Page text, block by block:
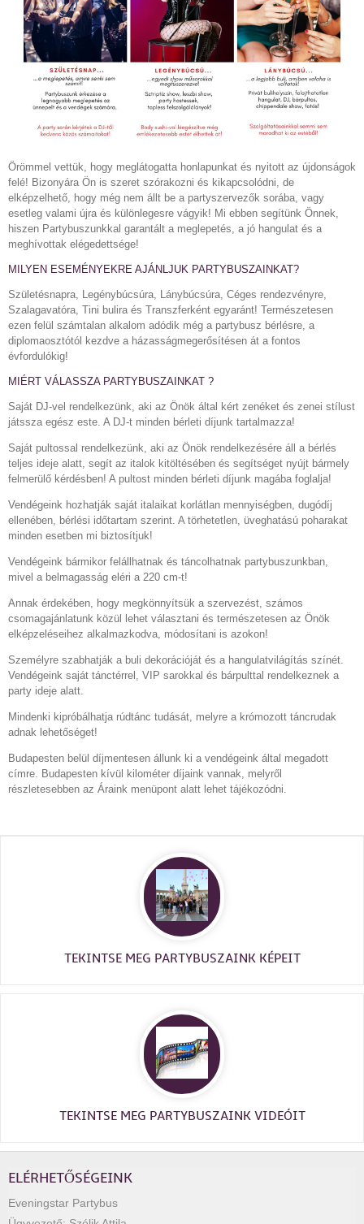
Örömmel vettük, hogy meglátogatta honlapunkat és nyitott az újdonságok
felé! Bizonyára Ön is szeret szórakozni és kikapcsolódni, de
elképzelhető, hogy még nem állt be a partyszervezők sorába, vagy
esetleg valami újra és különlegesre vágyik! Mi ebben segítünk Önnek,
hiszen Partybuszunkkal garantált a meglepetés, a jó hangulat és a
meghívottak elégedettsége!
MILYEN ESEMÉNYEKRE AJÁNLJUK PARTYBUSZAINKAT?
Születésnapra, Legénybúcsúra, Lánybúcsúra, Céges rendezvényre,
Szalagavatóra, Tini bulira és Transzferként egyaránt! Természetesen
ezen felül számtalan alkalom adódik még a partybusz bérlésre, a
diplomaosztótól kezdve a házasságmegerősítésen át a fontos
évfordulókig!
MIÉRT VÁLASSZA PARTYBUSZAINKAT ?
Saját DJ-vel rendelkezünk, aki az Önök által kért zenéket és zenei stílust
játssza egész este. A DJ-t minden bérleti díjunk tartalmazza!
Saját pultossal rendelkezünk, aki az Önök rendelkezésére áll a bérlés
teljes ideje alatt, segít az italok kitöltésében és segítséget nyújt bármely
felmerülő kérdésben! A pultost minden bérleti díjunk magába foglalja!
Vendégeink hozhatják saját italaikat korlátlan mennyiségben, dugódíj
ellenében, bérlési időtartam szerint. A törhetetlen, üveghatású poharakat
minden esetben mi biztosítjuk!
Vendégeink bármikor felállhatnak és táncolhatnak partybuszunkban,
mivel a belmagasság eléri a 220 cm-t!
Annak érdekében, hogy megkönnyítsük a szervezést, számos
csomagajánlatunk közül lehet választani és természetesen az Önök
elképzeléseihez alkalmazkodva, módosítani is azokon!
Személyre szabhatják a buli dekorációját és a hangulatvilágítás színét.
Vendégeink saját tánctérrel, VIP sarokkal és bárpulttal rendelkeznek a
party ideje alatt.
Mindenki kipróbálhatja rúdtánc tudását, melyre a krómozott táncrudak
adnak lehetőséget!
Budapesten belül díjmentesen állunk ki a vendégeink által megadott
címre. Budapesten kívül kilométer díjaink vannak, melyről
részletesebben az Áraink menüpont alatt lehet tájékozódni.
TEKINTSE MEG PARTYBUSZAINK KÉPEIT
TEKINTSE MEG PARTYBUSZAINK VIDEÓIT
ELÉRHETŐSÉGEINK
Eveningstar Partybus